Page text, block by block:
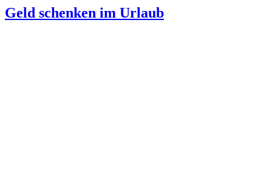
Geld schenken im Urlaub